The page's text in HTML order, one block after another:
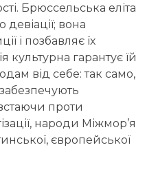
Брюссельська еліта
девіації; вона
і позбавляє їх
культурна гарантує їй
від себе: так само,
проти
народи Міжмор’я
європейської